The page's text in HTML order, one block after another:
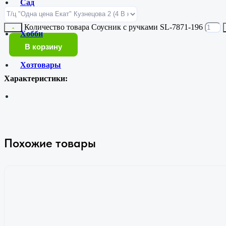
Сад
Хобби
Хозтовары
- Количество товара Соусник с ручками SL-7871-196
В корзину
Характеристики:
Похожие товары